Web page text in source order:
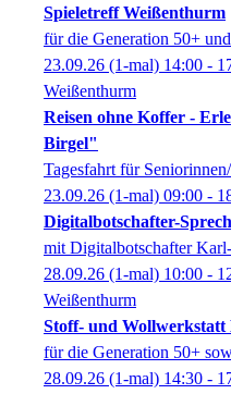
Spieletreff Weißenthurm
für die Generation 50+
23.09.26 (1-mal) 14:00 -
Weißenthurm
Reisen ohne Koffer -
Birgel"
Tagesfahrt für
23.09.26 (1-mal) 09:00 -
Digitalbotschafter-
mit Digitalbotschafter
28.09.26 (1-mal) 10:00 -
Weißenthurm
Stoff- und Wollwerkstatt
für die Generation 50+
28.09.26 (1-mal) 14:30 -